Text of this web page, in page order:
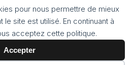
pour nous permettre de mieux
site est utilisé. En continuant à
acceptez cette politique.
Accepter